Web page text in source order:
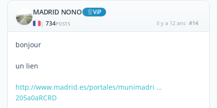
MADRID NONO ViP
| 734POSTS il y a 12 ans #14
bonjour
un lien
http://www.madrid.es/portales/munimadri …
205a0aRCRD